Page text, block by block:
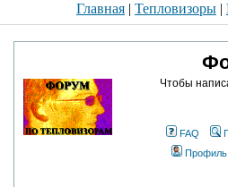
Главная | Тепловизоры |
Чтобы
FAQ
Профиль